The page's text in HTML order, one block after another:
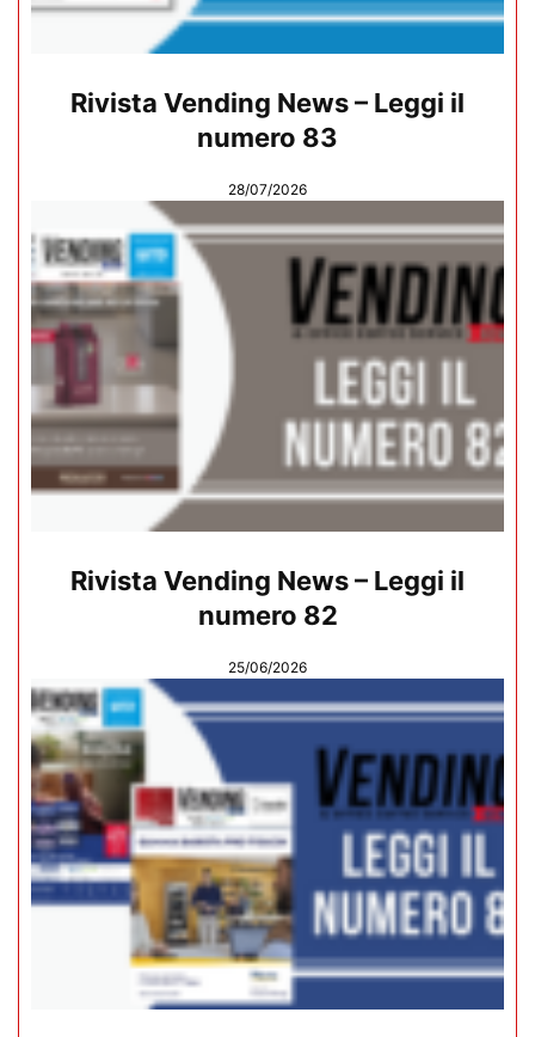
Rivista Vending News – Leggi il
numero 83
28/07/2026
Rivista Vending News – Leggi il
numero 82
25/06/2026